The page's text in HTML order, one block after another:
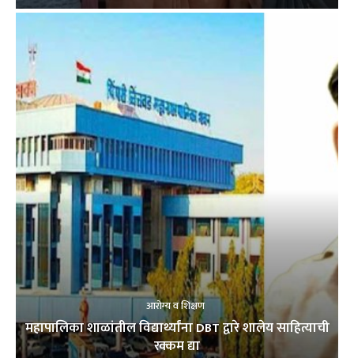
आरोग्य व शिक्षण
महापालिका शाळांतील विद्यार्थ्यांना DBT द्वारे शालेय साहित्याची
रक्कम द्या